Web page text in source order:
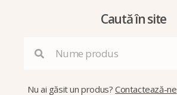
Caută în site
Nu ai găsit un produs?Contactează-ne